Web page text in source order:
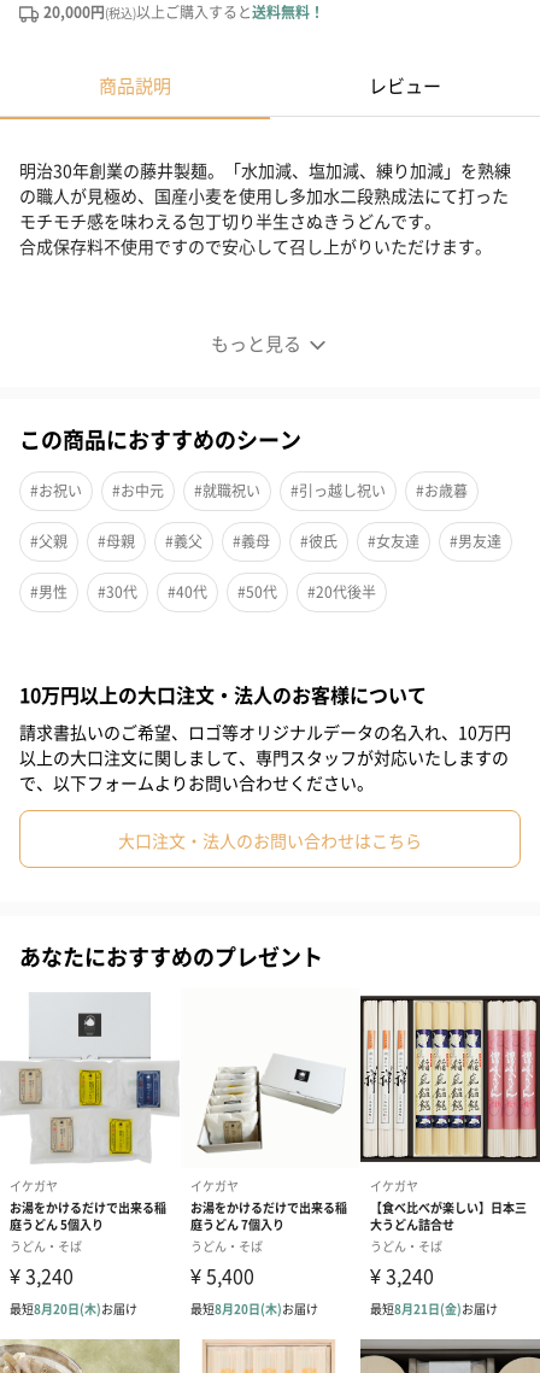
20,000円(税込)以上ご購入すると送料無料！
商品説明 レビュー
もっと見る
明治30年創業の藤井製麺。「水加減、塩加減、練り加減」を熟練
の職人が見極め、国産小麦を使用し多加水二段熟成法にて打った
モチモチ感を味わえる包丁切り半生さぬきうどんです。
合成保存料不使用ですので安心して召し上がりいただけます。
には特にこだわり抜いたものを使用。 国産小麦粉（北海道産小麦
不使用で「水加減、塩加減、練り加減」を熟練の職人が見極め、
包丁切りで仕上げた角のスッと通ったうどんは、キラキラと光沢
のある茹で上がりの美しさに小麦の風味、もちもちの食感をお楽
しみいただけます。
商品詳細情報
セット内容
半生うどん300g×7
麺つゆ(濃縮タイプ）15ml×21
（約21人前）
特定原材料
小麦
この商品におすすめのシーン
#お祝い #お中元 #就職祝い #引っ越し祝い #お歳暮
#父親 #母親 #義父 #義母 #彼氏 #女友達 #男友達
#男性 #30代 #40代 #50代 #20代後半
10万円以上の大口注文・法人のお客様について
請求書払いのご希望、ロゴ等オリジナルデータの名入れ、10万円
以上の大口注文に関しまして、専門スタッフが対応いたしますの
で、以下フォームよりお問い合わせください。
大口注文・法人のお問い合わせはこちら
あなたにおすすめのプレゼント